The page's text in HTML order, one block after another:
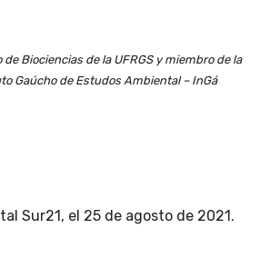
Biociencias de la UFRGS y miembro de la
Gaúcho de Estudos Ambiental – InGá
Sur21, el 25 de agosto de 2021.